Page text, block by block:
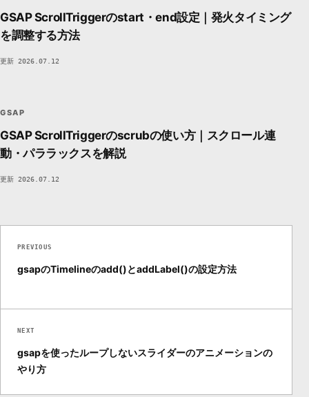
GSAP ScrollTriggerのstart・end設定｜発火タイミング
を調整する方法
更新 2026.07.12
GSAP
GSAP ScrollTriggerのscrubの使い方｜スクロール連
動・パララックスを解説
更新 2026.07.12
PREVIOUS
gsapのTimelineのadd()とaddLabel()の設定方法
NEXT
gsapを使ったループしないスライダーのアニメーションの
やり方